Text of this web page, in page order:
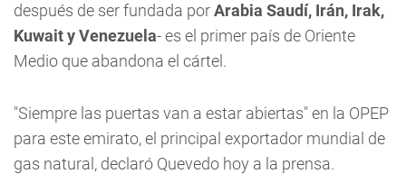
después de ser fundada porArabia Saudí, Irán, Irak,
Kuwait y Venezuela- es el primer país de Oriente
Medio que abandona el cártel.
"Siempre las puertas van a estar abiertas" en la OPEP
para este emirato, el principal exportador mundial de
gas natural, declaró Quevedo hoy a la prensa.